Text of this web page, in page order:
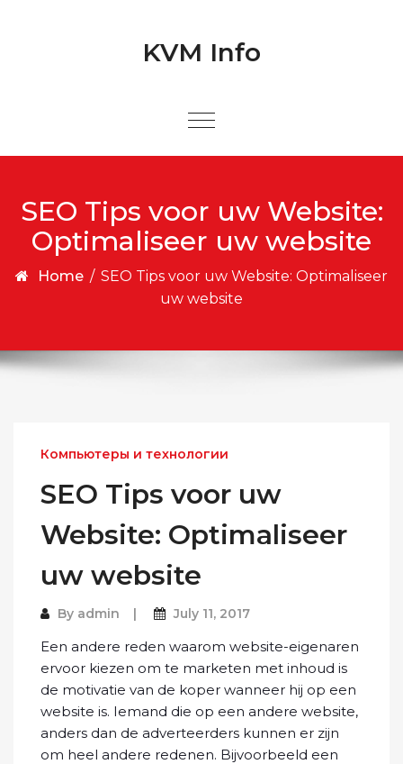
KVM Info
SEO Tips voor uw Website:
Optimaliseer uw website
Home / SEO Tips voor uw Website: Optimaliseer
uw website
Компьютеры и технологии
SEO Tips voor uw
Website: Optimaliseer
uw website
By admin July 11, 2017
Een andere reden waarom website-eigenaren
ervoor kiezen om te marketen met inhoud is
de motivatie van de koper wanneer hij op een
website is. Iemand die op een andere website,
anders dan de adverteerders kunnen er zijn
om heel andere redenen. Bijvoorbeeld een